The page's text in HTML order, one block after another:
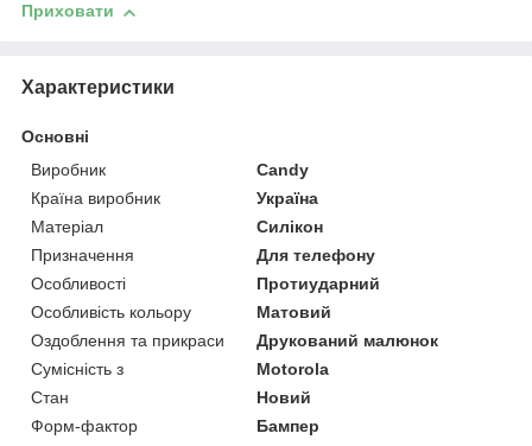
Приховати
Характеристики
Основні
Виробник
Candy
Країна виробник
Україна
Матеріал
Силікон
Призначення
Для телефону
Особливості
Протиударний
Особливість кольору
Матовий
Оздоблення та прикраси
Друкований малюнок
Сумісність з
Motorola
Стан
Новий
Форм-фактор
Бампер